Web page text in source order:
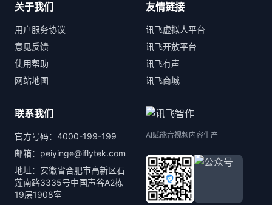
关于我们
用户服务协议
意见反馈
使用帮助
网站地图
友情链接
讯飞虚拟人平台
讯飞开放平台
讯飞有声
讯飞商城
联系我们
官方号码：4000-199-199
邮箱：peiyinge@iflytek.com
地址：安徽省合肥市高新区石
莲南路3335号中国声谷A2栋
19层1908室
AI赋能音视频内容生产